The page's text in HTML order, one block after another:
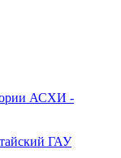
АСХИ -
ГАУ